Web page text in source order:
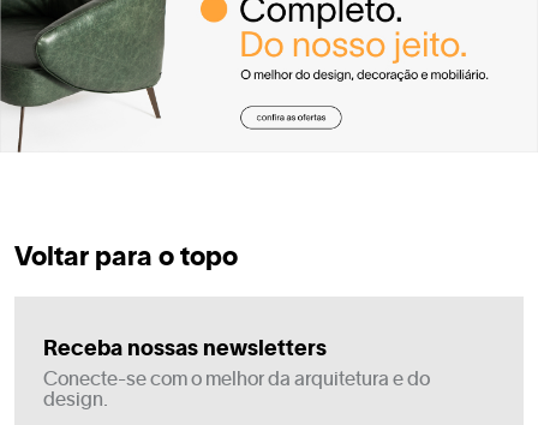
Voltar para o topo
Receba nossas newsletters
Conecte-se com o melhor da arquitetura e do
design.